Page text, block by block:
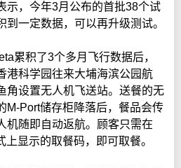
示，今年3月公布的首批38个试
到一定数据，可以再升级测试。
累积了3个多月飞行数据后，
港科学园往来大埔海滨公园航
角设置无人机飞送站。送餐的无
M-Port储存柜降落后，餐品会传
机随即自动返航。顾客只需在
上显示的取餐码，即可取餐。